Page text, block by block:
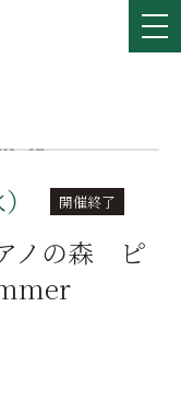
開催終了
ノの森 ピ